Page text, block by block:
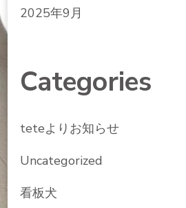
2025年9月
Categories
teteよりお知らせ
Uncategorized
看板犬